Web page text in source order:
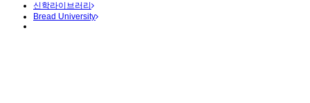
신학라이브러리
Bread University